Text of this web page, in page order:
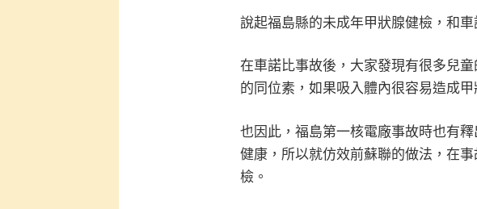
說起福島縣的未成年甲狀腺健檢，和車
在車諾比事故後，大家發現有很多兒
的同位素，如果吸入體內很容易造成
也因此，福島第一核電廠事故時也有
健康，所以就仿效前蘇聯的做法，在
檢。